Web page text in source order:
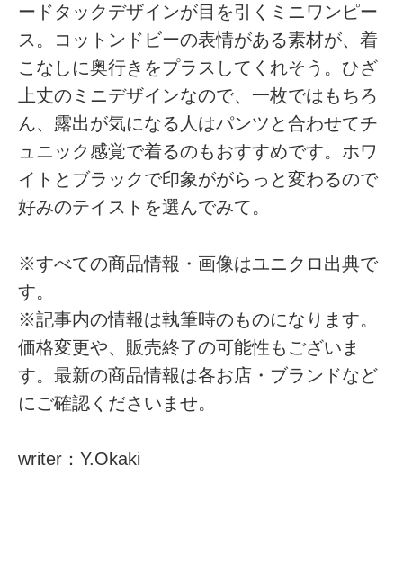
ードタックデザインが目を引くミニワンピー
ス。コットンドビーの表情がある素材が、着
こなしに奥行きをプラスしてくれそう。ひざ
上丈のミニデザインなので、一枚ではもちろ
ん、露出が気になる人はパンツと合わせてチ
ュニック感覚で着るのもおすすめです。ホワ
イトとブラックで印象ががらっと変わるので
好みのテイストを選んでみて。
※すべての商品情報・画像はユニクロ出典で
す。
※記事内の情報は執筆時のものになります。
価格変更や、販売終了の可能性もございま
す。最新の商品情報は各お店・ブランドなど
にご確認くださいませ。
writer：Y.Okaki